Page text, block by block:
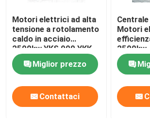
Motori elettrici ad alta
tensione a rotolamento
caldo in acciaio
2500kw YKS 900 YKK
900
Miglior prezzo
Contattaci
Motori
2500kw